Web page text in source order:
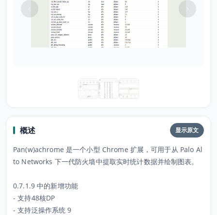
概述 显示原文
Pan(w)achrome 是一个小型 Chrome 扩展，可用于从 Palo Al
to Networks 下一代防火墙中提取实时统计数据并绘制图表。
0.7.1.9 中的新增功能
- 支持48核DP
- 支持泛操作系统 9